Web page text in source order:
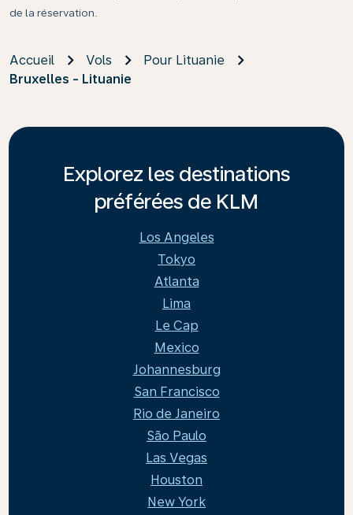
de la réservation.
Accueil Vols
Pour Lituanie
Bruxelles - Lituanie
Explorez les destinations
préférées de KLM
Los Angeles
Tokyo
Atlanta
Lima
Le Cap
Mexico
Johannesburg
San Francisco
Rio de Janeiro
São Paulo
Las Vegas
Houston
New York